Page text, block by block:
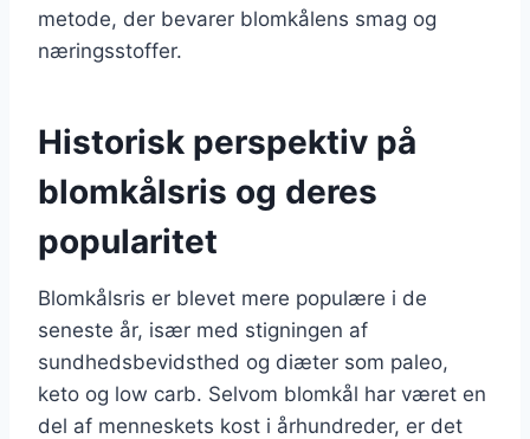
metode, der bevarer blomkålens smag og
næringsstoffer.
Historisk perspektiv på
blomkålsris og deres
popularitet
Blomkålsris er blevet mere populære i de
seneste år, især med stigningen af
sundhedsbevidsthed og diæter som paleo,
keto og low carb. Selvom blomkål har været en
del af menneskets kost i århundreder, er det